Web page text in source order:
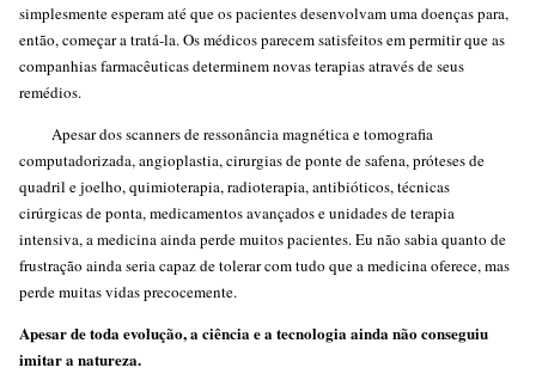
simplesmente esperam até que os pacientes desenvolvam uma doenças para,
então, começar a tratá-la. Os médicos parecem satisfeitos em permitir que as
companhias farmacêuticas determinem novas terapias através de seus
remédios.
Apesar dos scanners de ressonância magnética e tomografia
computadorizada, angioplastia, cirurgias de ponte de safena, próteses de
quadril e joelho, quimioterapia, radioterapia, antibióticos, técnicas
cirúrgicas de ponta, medicamentos avançados e unidades de terapia
intensiva, a medicina ainda perde muitos pacientes. Eu não sabia quanto de
frustração ainda seria capaz de tolerar com tudo que a medicina oferece, mas
perde muitas vidas precocemente.
Apesar de toda evolução, a ciência e a tecnologia ainda não conseguiu
imitar a natureza.